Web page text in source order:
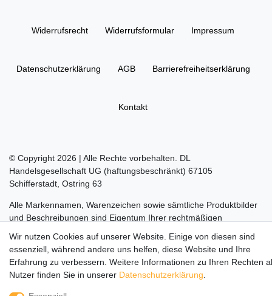
Widerrufs­recht Widerrufs­formular Impressum
Daten­schutz­erklärung AGB Barrierefreiheitserklärung
Kontakt
© Copyright 2026 | Alle Rechte vorbehalten. DL
Handelsgesellschaft UG (haftungsbeschränkt) 67105
Schifferstadt, Ostring 63
Alle Markennamen, Warenzeichen sowie sämtliche Produktbilder
und Beschreibungen sind Eigentum Ihrer rechtmäßigen
Die durchgestrichenen Preise entsprechen dem UVP des
Herstellers.
Wir nutzen Cookies auf unserer Website. Einige von diesen sind
essenziell, während andere uns helfen, diese Website und Ihre
Erfahrung zu verbessern. Weitere Informationen zu Ihren Rechten
Nutzer finden Sie in unserer Daten­schutz­erklärung